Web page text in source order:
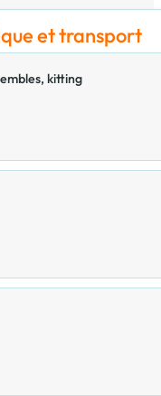
et transport
kitting